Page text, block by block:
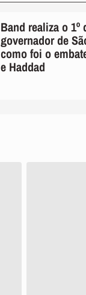
Band realiza o 1º
governador de
como foi o
e Haddad